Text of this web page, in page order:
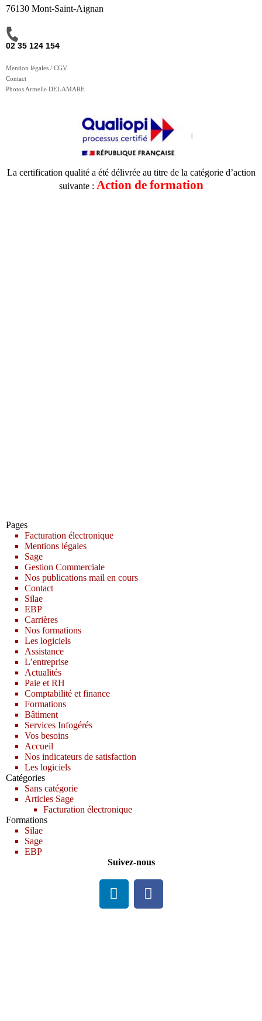
76130 Mont-Saint-Aignan
02 35 124 154
Mention légales / CGV
Contact
Photos Armelle DELAMARE
La certification qualité a été délivrée au titre de la catégorie d’action
suivante : Action de formation
Pages
Facturation électronique
Mentions légales
Sage
Gestion Commerciale
Nos publications mail en cours
Contact
Silae
EBP
Carrières
Nos formations
Les logiciels
Assistance
L’entreprise
Actualités
Paie et RH
Comptabilité et finance
Formations
Bâtiment
Services Infogérés
Vos besoins
Accueil
Nos indicateurs de satisfaction
Les logiciels
Catégories
Sans catégorie
Articles Sage
Facturation électronique
Formations
Silae
Sage
EBP
Suivez-nous